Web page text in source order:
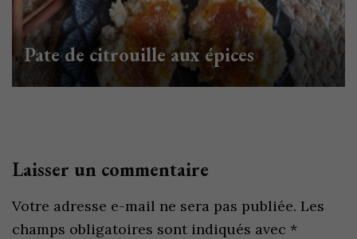
Pate de citrouille aux épices
Laisser un commentaire
Votre adresse e-mail ne sera pas publiée. Les
champs obligatoires sont indiqués avec *